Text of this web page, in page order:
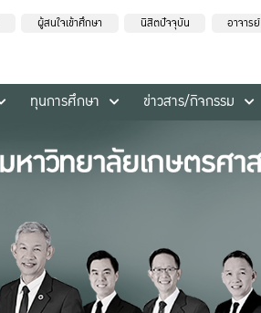
ผู้สนใจเข้าศึกษา นิสิตปัจจุบัน อาจารย์
ทุนการศึกษา ข่าวสาร/กิจกรรม